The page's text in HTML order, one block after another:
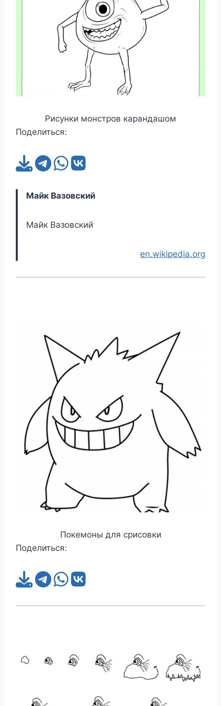
Рисунки монстров карандашом
Поделиться:
Майк Вазовский
Майк Вазовский
en.wikipedia.org
Покемоны для срисовки
Поделиться: